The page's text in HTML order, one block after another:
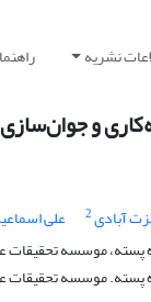
نشریه
و
آبادی2 علی
پسته، موسسه
پسته. موسسه